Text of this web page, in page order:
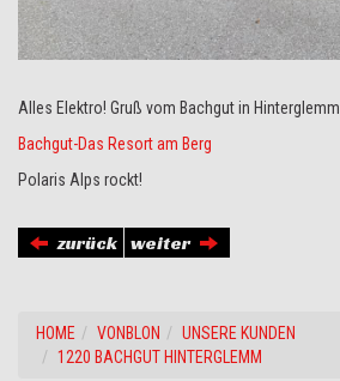
Alles Elektro! Gruß vom Bachgut in Hinterglemm
Bachgut-Das Resort am Berg
Polaris Alps rockt!
zurück weiter
HOME VONBLON
UNSERE KUNDEN
1220 BACHGUT HINTERGLEMM